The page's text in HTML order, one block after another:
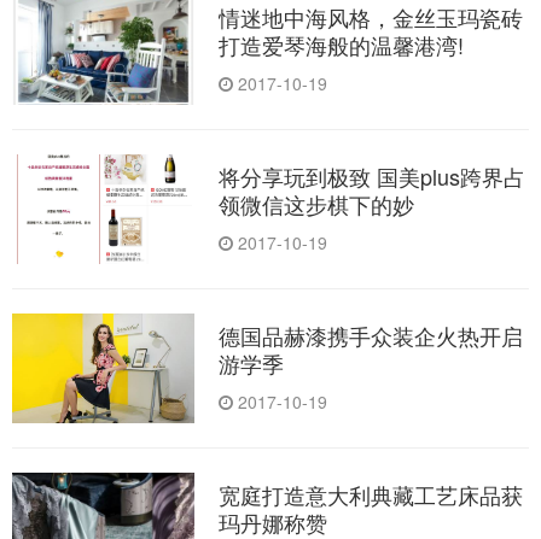
情迷地中海风格，金丝玉玛瓷砖
打造爱琴海般的温馨港湾!
2017-10-19
将分享玩到极致 国美plus跨界占
领微信这步棋下的妙
2017-10-19
德国品赫漆携手众装企火热开启
游学季
2017-10-19
宽庭打造意大利典藏工艺床品获
玛丹娜称赞